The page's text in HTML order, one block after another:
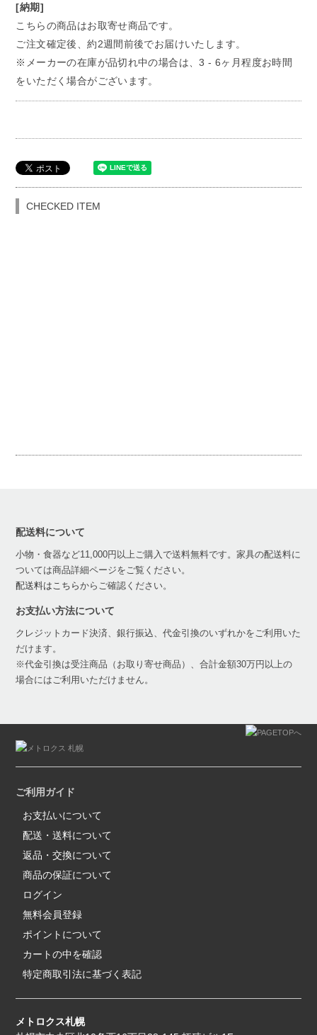
[納期]
こちらの商品はお取寄せ商品です。
ご注文確定後、約2週間前後でお届けいたします。
※メーカーの在庫が品切れ中の場合は、3 - 6ヶ月程度お時間
をいただく場合がございます。
CHECKED ITEM
配送料について
小物・食器など11,000円以上ご購入で送料無料です。家具の配送料に
ついては商品詳細ページをご覧ください。
配送料はこちらからご確認ください。
お支払い方法について
クレジットカード決済、銀行振込、代金引換のいずれかをご利用いた
だけます。
※代金引換は受注商品（お取り寄せ商品）、合計金額30万円以上の
場合にはご利用いただけません。
ご利用ガイド
お支払いについて
配送・送料について
返品・交換について
商品の保証について
ログイン
無料会員登録
ポイントについて
カートの中を確認
特定商取引法に基づく表記
メトロクス札幌